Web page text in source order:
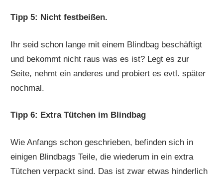
Tipp 5: Nicht festbeißen.
Ihr seid schon lange mit einem Blindbag beschäftigt
und bekommt nicht raus was es ist? Legt es zur
Seite, nehmt ein anderes und probiert es evtl. später
nochmal.
Tipp 6: Extra Tütchen im Blindbag
Wie Anfangs schon geschrieben, befinden sich in
einigen Blindbags Teile, die wiederum in ein extra
Tütchen verpackt sind. Das ist zwar etwas hinderlich